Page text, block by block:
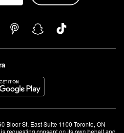
Bloor St. East Suite 1100 Toronto, ON
requesting consent on its own behalf and